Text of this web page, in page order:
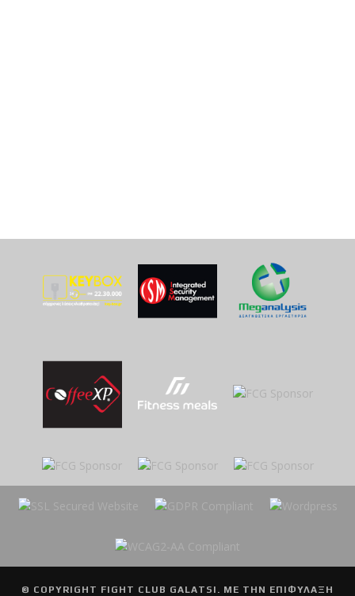
© COPYRIGHT FIGHT CLUB GALATSI . ΜΕ ΤΗΝ ΕΠΙΦΥΛΑΞΗ